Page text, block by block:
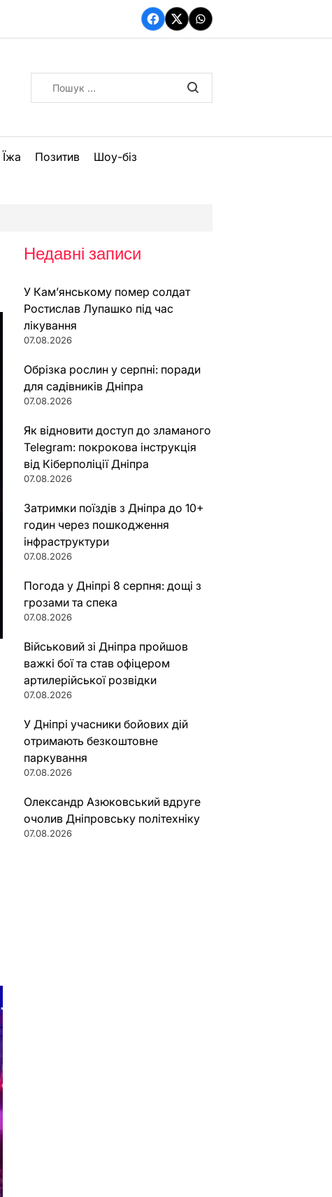
Facebook
TwitterWhatsApp
Їжа Позитив Шоу-біз
Недавні записи
У Кам’янському помер солдат
Ростислав Лупашко під час
лікування
07.08.2026
Обрізка рослин у серпні: поради
для садівників Дніпра
07.08.2026
Як відновити доступ до зламаного
Telegram: покрокова інструкція
від Кіберполіції Дніпра
07.08.2026
Затримки поїздів з Дніпра до 10+
годин через пошкодження
інфраструктури
07.08.2026
Погода у Дніпрі 8 серпня: дощі з
грозами та спека
07.08.2026
Військовий зі Дніпра пройшов
важкі бої та став офіцером
артилерійської розвідки
07.08.2026
У Дніпрі учасники бойових дій
отримають безкоштовне
паркування
07.08.2026
Олександр Азюковський вдруге
очолив Дніпровську політехніку
07.08.2026